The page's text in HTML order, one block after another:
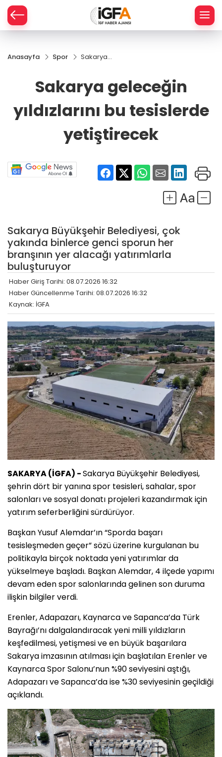
Anasayfa Spor
Sakarya
bu
tesislerde
yetiştirecek
Sakarya geleceğin
yıldızlarını bu tesislerde
yetiştirecek
Sakarya Büyükşehir Belediyesi, çok
yakında binlerce genci sporun her
branşının yer alacağı yatırımlarla
buluşturuyor
Haber Giriş Tarihi: 08.07.2026 16:32
Haber Güncellenme Tarihi: 08.07.2026 16:32
Kaynak: İGFA
SAKARYA (İGFA) -Sakarya Büyükşehir Belediyesi,
şehrin dört bir yanına spor tesisleri, sahalar, spor
salonları ve sosyal donatı projeleri kazandırmak için
yatırım seferberliğini sürdürüyor.
Başkan Yusuf Alemdar’ın “Sporda başarı
tesisleşmeden geçer” sözü üzerine kurgulanan bu
politikayla birçok noktada yeni yatırımlar da
yükselmeye başladı. Başkan Alemdar, 4 ilçede yapımı
devam eden spor salonlarında gelinen son duruma
ilişkin bilgiler verdi.
Erenler, Adapazarı, Kaynarca ve Sapanca’da Türk
Bayrağı’nı dalgalandıracak yeni milli yıldızların
keşfedilmesi, yetişmesi ve en büyük başarılara
Sakarya imzasının atılması için başlatılan Erenler ve
Kaynarca Spor Salonu’nun %90 seviyesini aştığı,
Adapazarı ve Sapanca’da ise %30 seviyesinin geçildiği
açıklandı.